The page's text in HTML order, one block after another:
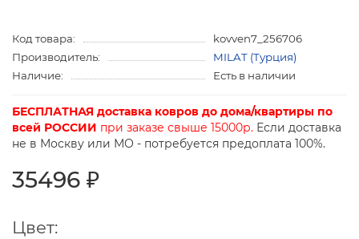
Код товара:
kovven7_256706
Производитель:
MILAT (Турция)
Наличие:
Есть в наличии
БЕСПЛАТНАЯ доставка ковров до дома/квартиры по
всей РОССИИ при заказе свыше 15000р. Если доставка
не в Москву или МО - потребуется предоплата 100%.
35496 ₽
Цвет: